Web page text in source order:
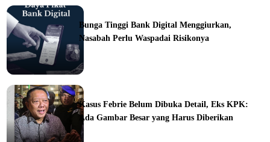
Bunga Tinggi Bank Digital Menggiurkan,
Nasabah Perlu Waspadai Risikonya
Kasus Febrie Belum Dibuka Detail, Eks KPK:
Ada Gambar Besar yang Harus Diberikan